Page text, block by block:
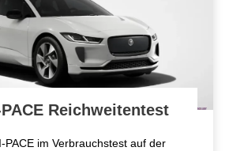
Reichweitentest
PACE im Verbrauchstest auf der